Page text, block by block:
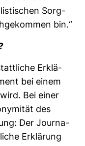
Sorg­
bin.“
Erklä­
bei einem
Bei einer
des
Der Jour­na­
Erklä­rung